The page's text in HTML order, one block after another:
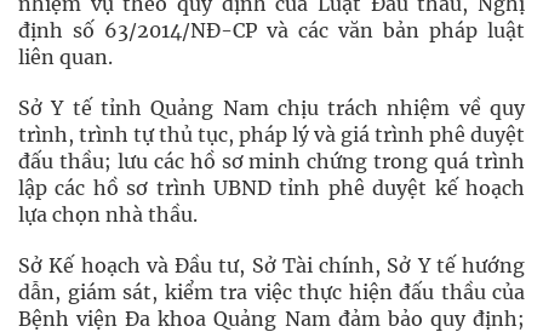
định số 63/2014/NĐ-CP và các văn bản pháp luật
liên quan.
Sở Y tế tỉnh Quảng Nam chịu trách nhiệm về quy
trình, trình tự thủ tục, pháp lý và giá trình phê duyệt
đấu thầu; lưu các hồ sơ minh chứng trong quá trình
lập các hồ sơ trình UBND tỉnh phê duyệt kế hoạch
lựa chọn nhà thầu.
Sở Kế hoạch và Đầu tư, Sở Tài chính, Sở Y tế hướng
dẫn, giám sát, kiểm tra việc thực hiện đấu thầu của
Bệnh viện Đa khoa Quảng Nam đảm bảo quy định;